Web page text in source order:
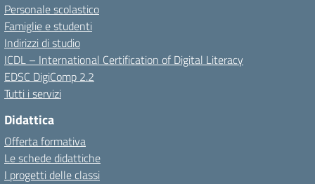
Personale scolastico
Famiglie e studenti
Indirizzi di studio
ICDL – International Certification of Digital Literacy
EDSC DigiComp 2.2
Tutti i servizi
Didattica
Offerta formativa
Le schede didattiche
I progetti delle classi